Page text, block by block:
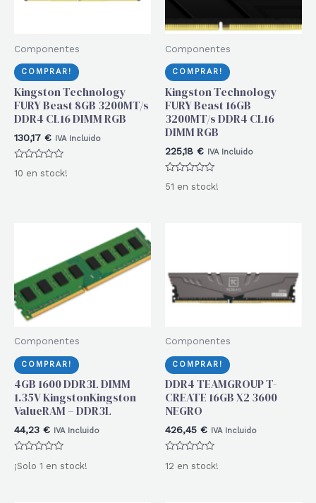
Componentes
COMPRAR!
Kingston Technology
FURY Beast 8GB 3200MT/s
DDR4 CL16 DIMM RGB
130,17 € IVA Incluido
con
10 en stock!
Componentes
COMPRAR!
Kingston Technology
FURY Beast 16GB
3200MT/s DDR4 CL16
DIMM RGB
225,18 € IVA Incluido
con
51 en stock!
Componentes
COMPRAR!
4GB 1600 DDR3L DIMM
1.35V KingstonKingston
ValueRAM – DDR3L
44,23 € IVA Incluido
con
¡Solo 1 en stock!
Componentes
COMPRAR!
DDR4 TEAMGROUP T-
CREATE 16GB X2 3600
NEGRO
426,45 € IVA Incluido
con
12 en stock!